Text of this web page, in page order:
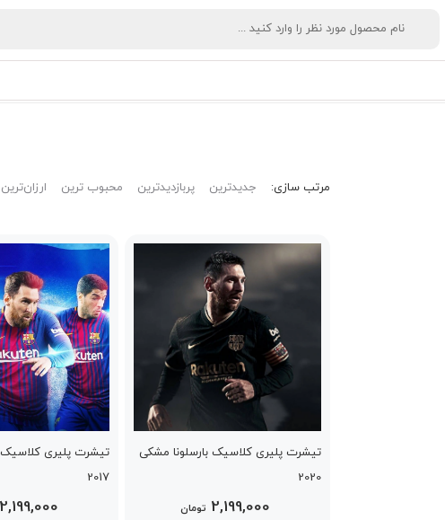
مرتب‌ سازی: جدیدترین پربازدیدترین محبوب ترین ارزان‌ترین
تیشرت پلیری کلاسیک بارسلونا مشکی
2020
2,199,000 تومان
تیشرت پلیری کلاسیک
2017
2,199,000